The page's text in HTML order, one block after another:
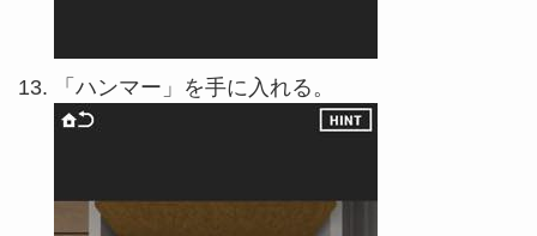
「ハンマー」を手に入れる。